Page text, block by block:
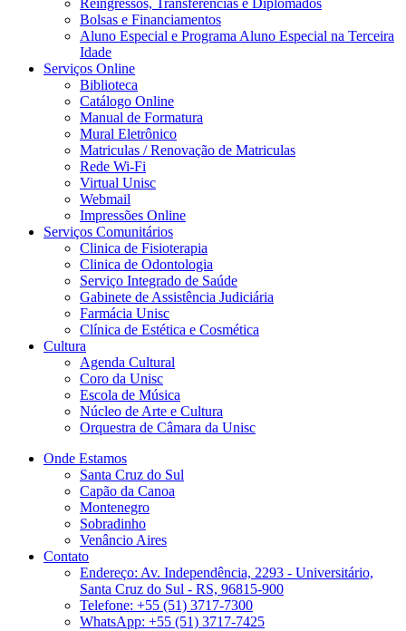
Reingressos, Transferências e Diplomados
Bolsas e Financiamentos
Aluno Especial e Programa Aluno Especial na Terceira
Idade
Serviços Online
Biblioteca
Catálogo Online
Manual de Formatura
Mural Eletrônico
Matriculas / Renovação de Matriculas
Rede Wi-Fi
Virtual Unisc
Webmail
Impressões Online
Serviços Comunitários
Clinica de Fisioterapia
Clinica de Odontologia
Serviço Integrado de Saúde
Gabinete de Assistência Judiciária
Farmácia Unisc
Clínica de Estética e Cosmética
Cultura
Agenda Cultural
Coro da Unisc
Escola de Música
Núcleo de Arte e Cultura
Orquestra de Câmara da Unisc
Onde Estamos
Santa Cruz do Sul
Capão da Canoa
Montenegro
Sobradinho
Venâncio Aires
Contato
Endereço: Av. Independência, 2293 - Universitário,
Santa Cruz do Sul - RS, 96815-900
Telefone: +55 (51) 3717-7300
WhatsApp: +55 (51) 3717-7425